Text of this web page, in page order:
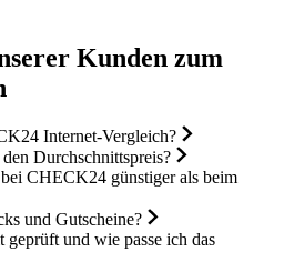
Kunden zum
Internet-Vergleich?
Durchschnittspreis?
CHECK24 günstiger als beim
und Gutscheine?
und wie passe ich das